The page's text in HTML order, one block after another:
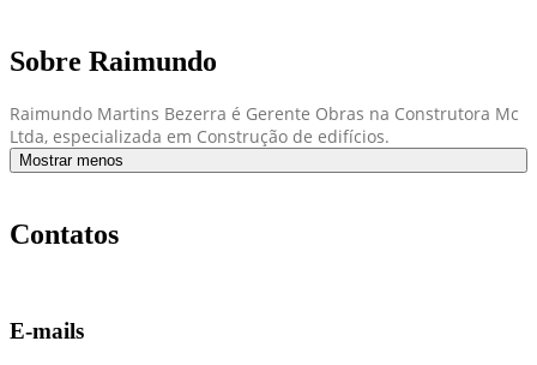
Sobre Raimundo
Raimundo Martins Bezerra é Gerente Obras na Construtora Mc
Ltda, especializada em Construção de edifícios.
Mostrar menos
Contatos
E-mails